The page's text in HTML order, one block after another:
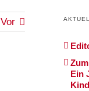
Vor
Ein